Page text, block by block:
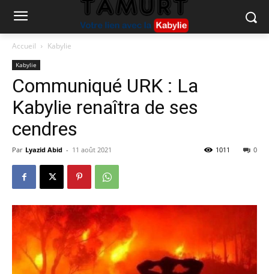
Accueil Kabylie
Kabylie
Communiqué URK : La
Kabylie renaîtra de ses
cendres
Par Lyazid Abid - 11 août 2021 0
1011